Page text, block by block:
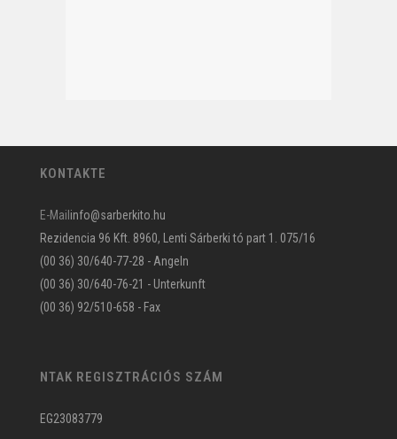
KONTAKTE
E-Mail info@sarberkito.hu
Rezidencia 96 Kft. 8960, Lenti Sárberki tó part 1. 075/16
(00 36) 30/640-77-28 - Angeln
(00 36) 30/640-76-21 - Unterkunft
(00 36) 92/510-658 - Fax
NTAK REGISZTRÁCIÓS SZÁM
EG23083779